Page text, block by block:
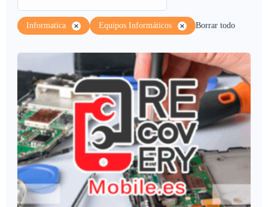
Informatica Equipos Informáticos Borrar todo